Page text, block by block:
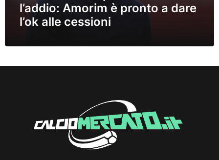
l’addio: Amorim è pronto a dare
l’ok alle cessioni